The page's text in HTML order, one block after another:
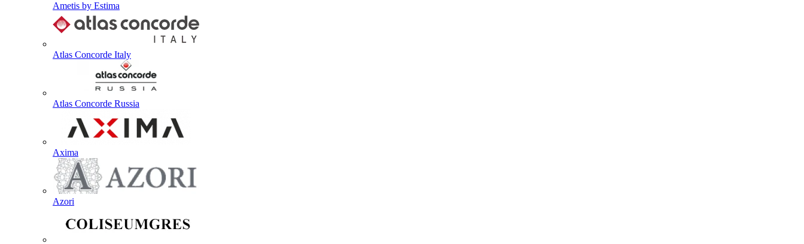
Ametis by Estima
Atlas Concorde Italy
Atlas Concorde Russia
Axima
Azori